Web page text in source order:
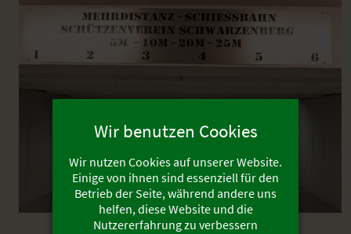
Wir benutzen Cookies
Wir nutzen Cookies auf unserer Website.
Einige von ihnen sind essenziell für den
Betrieb der Seite, während andere uns
helfen, diese Website und die
Nutzererfahrung zu verbessern